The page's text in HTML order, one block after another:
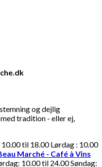
og dejlig
tradition - eller ej,
til 18.00 Lørdag : 10.00
Marché - Café à Vins
10.00 til 24.00 Søndag: